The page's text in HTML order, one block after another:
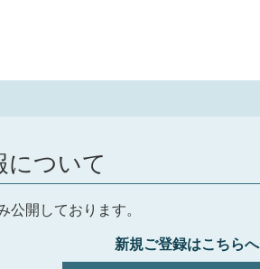
について
公開しております。
新規ご登録はこちらへ